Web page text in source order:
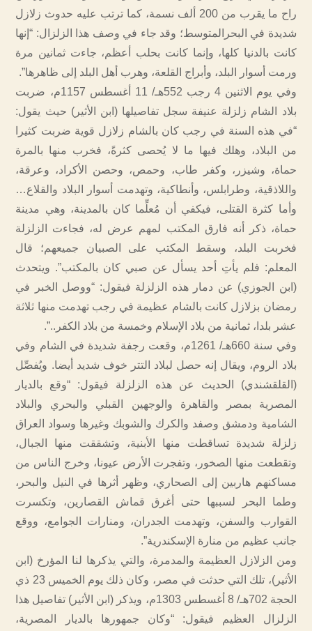
راح ما يقرب من 200 ألف نسمة، كما ترتب عليه حدوث زلازل
شديدة في البحرالمتوسط؛ وقد جاء في وصف هذا الزلزال: “إنها
كانت بالدنيا كلها، وإنما كانت بحلب أعظم، جاءت ثمانين مرة
ورمت أسوار البلد، وأبراج القلعة، وهرب أهل البلد إلى ظاهرها”.
وفي يوم الاثنين 4 رجب 552هـ/ 11 أغسطس 1157م، ضربت
بلاد الشام زلزلة عنيفة سجل تفاصيلها (ابن الأثير) حيث يقول:
“في هذه السنة في رجب كان بالشام زلازل قوية ضربت كثيرا
من البلاد، وهلك فيها ما لا يُحصى كثرةً، فخرب منها بالمرة
حماة، وشيزر، وكفر طاب، وحمص، وحصن الأكراد، وعرقة،
واللاذقية، وطرابلس، وأنطاكية، وتهدمت أسوار البلاد والقلاع…
وأما كثرة القتلى، فيكفي أن مُعلِّما كان بالمدينة، وهي مدينة
حماة، ذكر أنه فارق المكتب لمهم عرض له، فجاءت الزلزلة
فخربت البلد، وسقط المكتب على الصبيان جميعهم؛ قال
المعلم: فلم يأتِ أحد يسأل عن صبي كان بالمكتب”. ويتحدث
(ابن الجوزي) عن دمار هذه الزلزلة فيقول: “ووصل الخبر في
رمضان بزلازل كانت بالشام عظيمة في رجب تهدمت منها ثلاثة
عشر بلدا، ثمانية من بلاد الإسلام وخمسة من بلاد الكفر..”.
وفي سنة 660هـ/ 1261م، وقعت رجفة شديدة في الشام وفي
بلاد الروم، ويقال إنه حصل لبلاد التتر خوف شديد أيضا. ويُفصِّل
(القلقشندي) الحديث عن هذه الزلزلة فيقول: “وقع بالديار
المصرية بمصر والقاهرة والوجهين القبلي والبحري والبلاد
الشامية ودمشق وصفد والكرك والشوبك وغيرها وسواد العراق
زلزلة شديدة تساقطت منها الأبنية، وتشققت منها الجبال،
وتقطعت منها الصخور، وتفجرت الأرض عيونا، وخرج الناس من
مساكنهم هاربين إلى الصحاري، وظهر أثرها في النيل والبحر،
وطما البحر لسببها حتى أغرق قماش القصارين، وتكسرت
القوارب والسفن، وتهدمت الجدران، ومنارات الجوامع، ووقع
جانب عظيم من منارة الإسكندرية”.
ومن الزلازل العظيمة والمدمرة، والتي يذكرها لنا المؤرخ (ابن
الأثير)، تلك التي حدثت في مصر، وكان ذلك يوم الخميس 23 ذي
الحجة 702هـ/ 8 أغسطس 1303م، ويذكر (ابن الأثير) تفاصيل هذا
الزلزال العظيم فيقول: “وكان جمهورها بالديار المصرية،